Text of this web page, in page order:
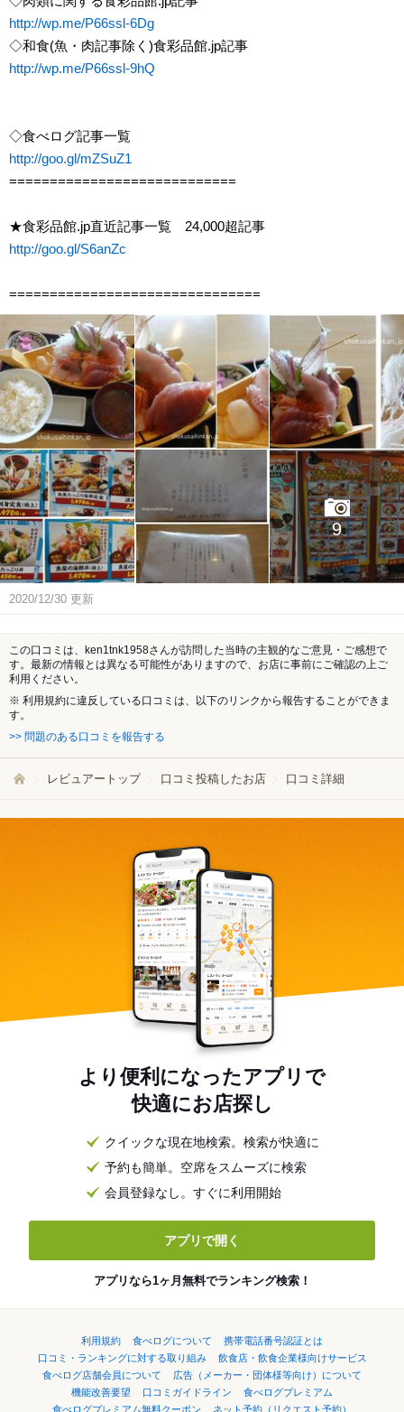
http://wp.me/P66ssl-6Dg
◇和食(魚・肉記事除く)食彩品館.jp記事
http://wp.me/P66ssl-9hQ
◇食べログ記事一覧
http://goo.gl/mZSuZ1
============================
★食彩品館.jp直近記事一覧 24,000超記事
http://goo.gl/S6anZc
===============================
9
2020/12/30 更新
この口コミは、ken1tnk1958さんが訪問した当時の主観的なご意見・ご感想で
す。最新の情報とは異なる可能性がありますので、お店に事前にご確認の上ご
利用ください。
※ 利用規約に違反している口コミは、以下のリンクから報告することができま
す。
>> 問題のある口コミを報告する
レビュアートップ 口コミ投稿したお店 口コミ詳細
より便利になったアプリで
快適にお店探し
クイックな現在地検索。検索が快適に
予約も簡単。空席をスムーズに検索
会員登録なし。すぐに利用開始
アプリで開く
アプリなら1ヶ月無料でランキング検索！
利用規約 食べログについて
携帯電話番号認証とは
口コミ・ランキングに対する取り組み
飲食店・飲食企業様向けサービス
食べログ店舗会員について
広告（メーカー・団体様等向け）について
機能改善要望
口コミガイドライン
食べログプレミアム
食べログプレミアム無料クーポン
ネット予約（リクエスト予約）